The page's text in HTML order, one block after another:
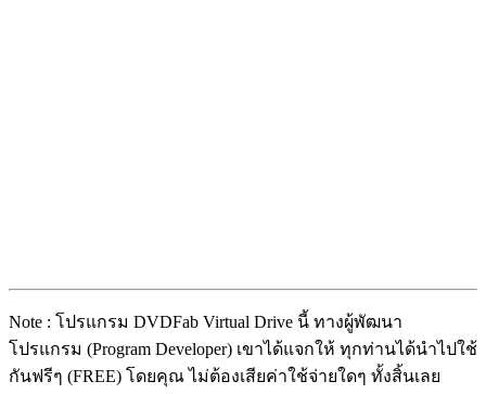
Note : โปรแกรม DVDFab Virtual Drive นี้ ทางผู้พัฒนา
โปรแกรม (Program Developer) เขาได้แจกให้ ทุกท่านได้นำไปใช้
กันฟรีๆ (FREE) โดยคุณ ไม่ต้องเสียค่าใช้จ่ายใดๆ ทั้งสิ้นเลย